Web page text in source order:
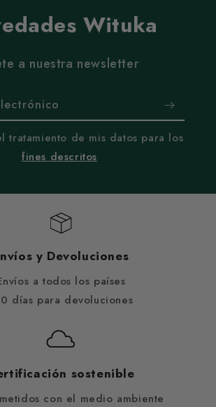
Wituka
a nuestra newsletter
tratamiento de mis datos para los
fines descritos
y Devoluciones
a todos los países
días para devoluciones
sostenible
con el medio ambiente